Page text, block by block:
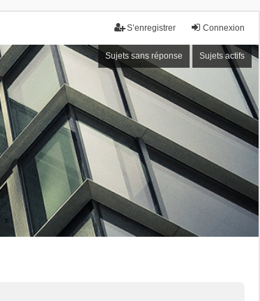
Connexion
S’enregistrer
Sujets sans réponse Sujets actifs